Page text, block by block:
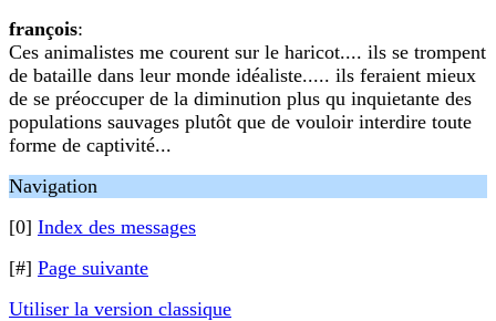
françois:
Ces animalistes me courent sur le haricot.... ils se trompent
de bataille dans leur monde idéaliste..... ils feraient mieux
de se préoccuper de la diminution plus qu inquietante des
populations sauvages plutôt que de vouloir interdire toute
forme de captivité...
Navigation
[0] Index des messages
[#] Page suivante
Utiliser la version classique